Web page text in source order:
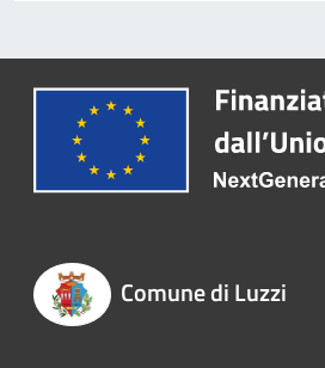
Comune di Luzzi